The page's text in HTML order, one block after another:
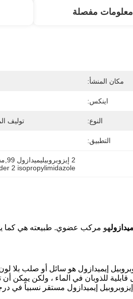
معلومات مفصلة
مكان المنشأ:
اينكس:
النوع: توليف
التطبيق:
2 إيزوبروبيليميدازول 99,مسحوق 2 isopropylimidazole,2 إيزوبروبيليميدازول Cas 36947-68-9
2 isopropylimidazole
هو مركب عضوي. طبيعته هي كما